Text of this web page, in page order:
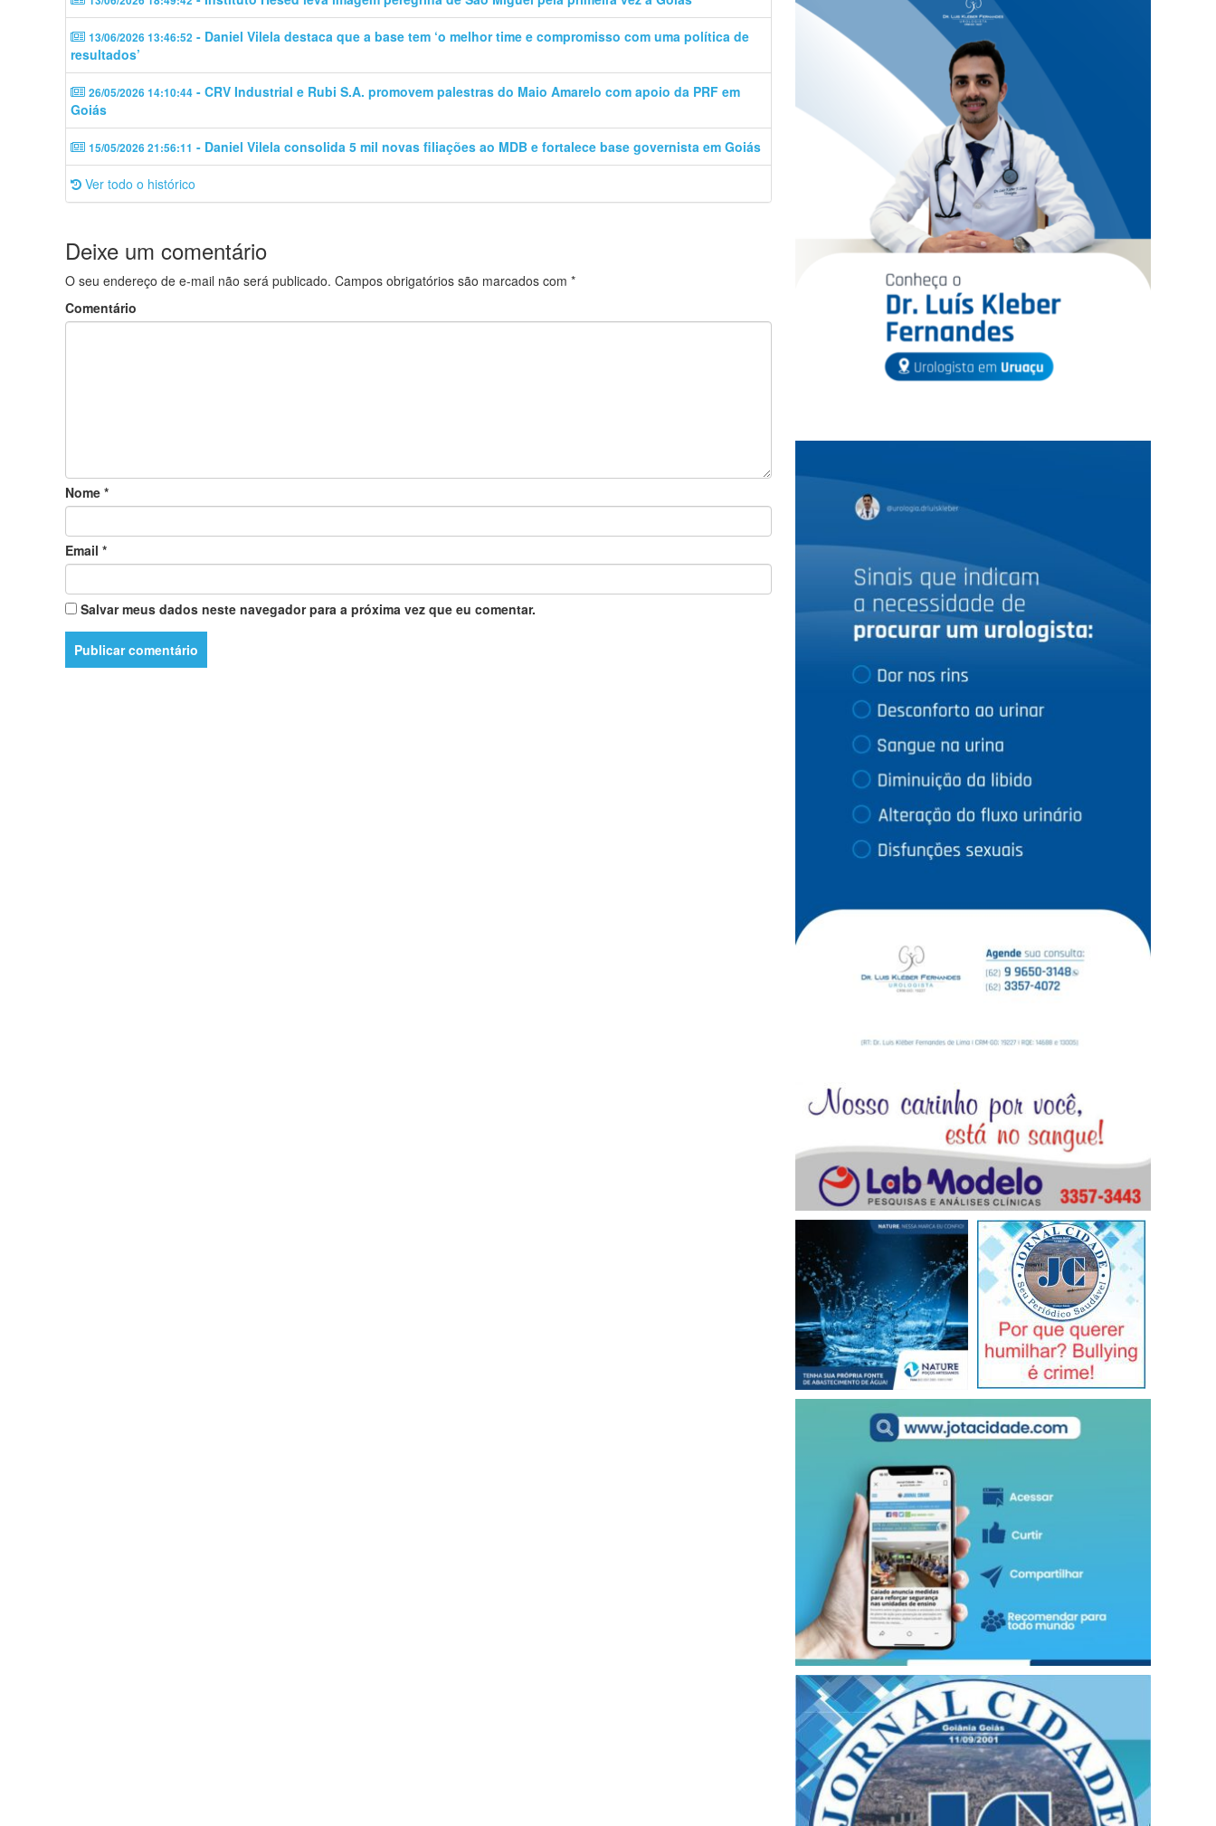
13/06/2026 13:46:52 - Daniel Vilela destaca que a base tem ‘o melhor time e compromisso com uma política de
resultados’
26/05/2026 14:10:44 - CRV Industrial e Rubi S.A. promovem palestras do Maio Amarelo com apoio da PRF em
Goiás
15/05/2026 21:56:11 - Daniel Vilela consolida 5 mil novas filiações ao MDB e fortalece base governista em Goiás
Ver todo o histórico
Deixe um comentário
O seu endereço de e-mail não será publicado. Campos obrigatórios são marcados com *
Comentário
Nome *
Email *
Salvar meus dados neste navegador para a próxima vez que eu comentar.